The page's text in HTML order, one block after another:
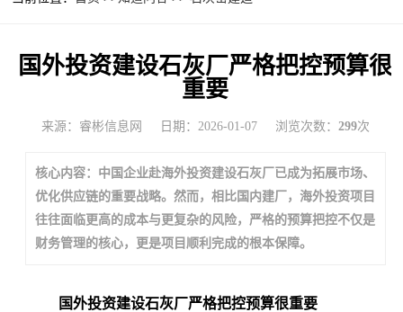
国外投资建设石灰厂严格把控预算很
重要
来源：睿彬信息网 日期：2026-01-07 浏览次数： 299次
核心内容：中国企业赴海外投资建设石灰厂已成为拓展市场、
优化供应链的重要战略。然而，相比国内建厂，海外投资项目
往往面临更高的成本与更复杂的风险，严格的预算把控不仅是
财务管理的核心，更是项目顺利完成的根本保障。
国外投资建设石灰厂严格把控预算很重要